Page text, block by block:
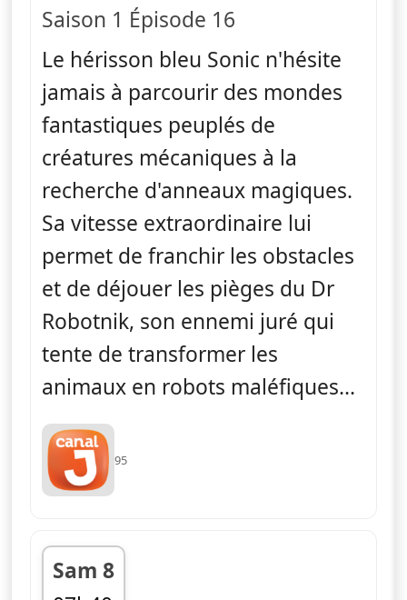
Saison 1 Épisode 16
Le hérisson bleu Sonic n'hésite
jamais à parcourir des mondes
fantastiques peuplés de
créatures mécaniques à la
recherche d'anneaux magiques.
Sa vitesse extraordinaire lui
permet de franchir les obstacles
et de déjouer les pièges du Dr
Robotnik, son ennemi juré qui
tente de transformer les
animaux en robots maléfiques...
95
Sam 8